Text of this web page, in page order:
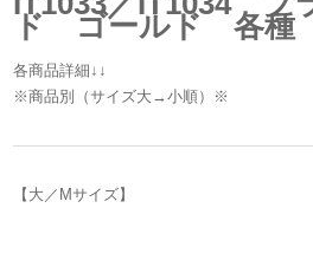
ド ゴールド 各種
各商品詳細↓↓
※商品別（サイズ大→小順）※
【大／Mサイズ】